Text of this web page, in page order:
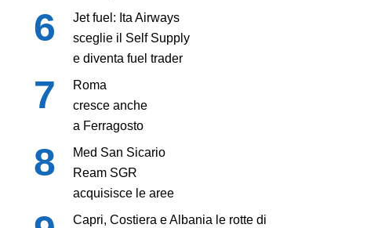
Jet fuel: Ita Airways
sceglie il Self Supply
e diventa fuel trader
Roma
cresce anche
a Ferragosto
Med San Sicario
Ream SGR
acquisisce le aree
Capri, Costiera e Albania le rotte di